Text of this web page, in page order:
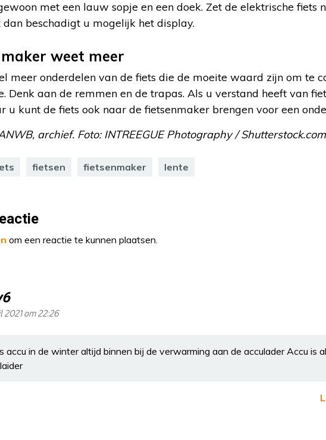
met een lauw sopje en een doek. Zet de elektrische fiets
beschadigt u mogelijk het display.
weet meer
meer onderdelen van de fiets die de moeite waard zijn om te
Denk aan de remmen en de trapas. Als u verstand heeft van
u kunt de fiets ook naar de fietsenmaker brengen voor een
archief. Foto:INTREEGUE Photography / Shutterstock.com
fietsen fietsenmaker lente
om een reactie te kunnen plaatsen.
2021 om 22:26
accu in de winter altijd binnen bij de verwarming aan de acculader Accu is